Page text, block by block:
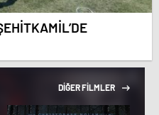
DİĞER FİLMLER